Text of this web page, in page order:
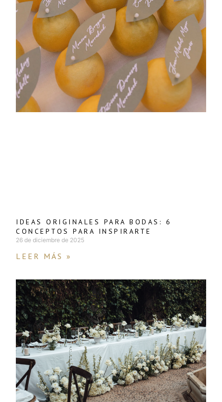
IDEAS ORIGINALES PARA BODAS: 6
CONCEPTOS PARA INSPIRARTE
26 de diciembre de 2025
LEER MÁS »